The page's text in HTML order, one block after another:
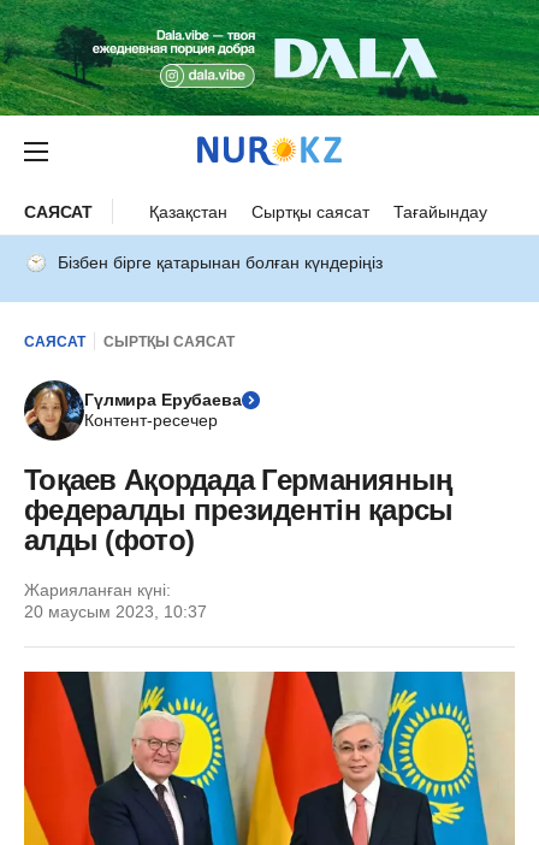
САЯСАТ Қазақстан Сыртқы саясат Тағайындау
Бізбен бірге қатарынан болған күндеріңіз
САЯСАТ СЫРТҚЫ САЯСАТ
Гүлмира Ерубаева
Контент-ресечер
Тоқаев Ақордада Германияның
федералды президентін қарсы
алды (фото)
Жарияланған күні:
20 маусым 2023, 10:37